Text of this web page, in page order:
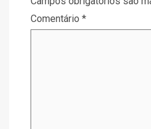
Comentário *